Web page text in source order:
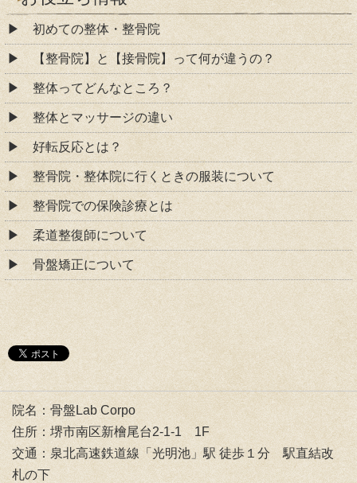
初めての整体・整骨院
【整骨院】と【接骨院】って何が違うの？
整体ってどんなところ？
整体とマッサージの違い
好転反応とは？
整骨院・整体院に行くときの服装について
整骨院での保険診療とは
柔道整復師について
骨盤矯正について
院名：骨盤Lab Corpo
住所：堺市南区新檜尾台2-1-1 1F
交通：泉北高速鉄道線「光明池」駅 徒歩１分 駅直結改
札の下